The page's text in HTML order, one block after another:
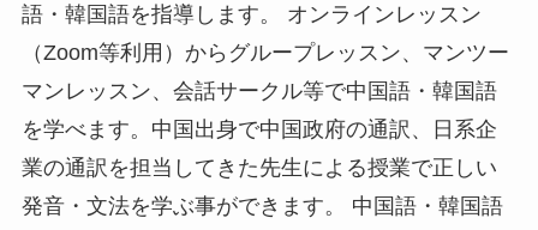
語・韓国語を指導します。 オンラインレッスン
（Zoom等利用）からグループレッスン、マンツー
マンレッスン、会話サークル等で中国語・韓国語
を学べます。中国出身で中国政府の通訳、日系企
業の通訳を担当してきた先生による授業で正しい
発音・文法を学ぶ事ができます。 中国語・韓国語